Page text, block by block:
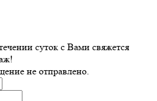
суток с Вами свяжется
не отправлено.